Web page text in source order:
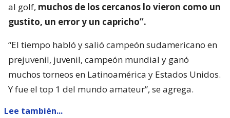
al golf, muchos de los cercanos lo vieron como un
gustito, un error y un capricho”.
“El tiempo habló y salió campeón sudamericano en
prejuvenil, juvenil, campeón mundial y ganó
muchos torneos en Latinoamérica y Estados Unidos.
Y fue el top 1 del mundo amateur”, se agrega.
Lee también...